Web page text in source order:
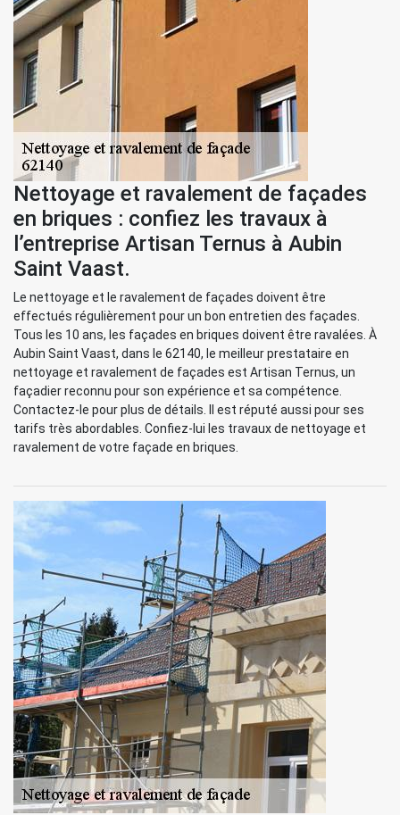
Nettoyage et ravalement de façades
en briques : confiez les travaux à
l’entreprise Artisan Ternus à Aubin
Saint Vaast.
Le nettoyage et le ravalement de façades doivent être
effectués régulièrement pour un bon entretien des façades.
Tous les 10 ans, les façades en briques doivent être ravalées. À
Aubin Saint Vaast, dans le 62140, le meilleur prestataire en
nettoyage et ravalement de façades est Artisan Ternus, un
façadier reconnu pour son expérience et sa compétence.
Contactez-le pour plus de détails. Il est réputé aussi pour ses
tarifs très abordables. Confiez-lui les travaux de nettoyage et
ravalement de votre façade en briques.